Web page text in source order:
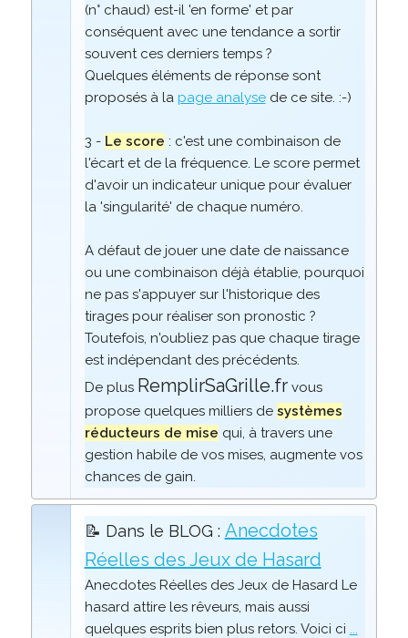
(n° chaud) est-il 'en forme' et par
conséquent avec une tendance a sortir
souvent ces derniers temps ?
Quelques éléments de réponse sont
proposés à la page analysede ce site. :-)
3 - Le score : c'est une combinaison de
l'écart et de la fréquence. Le score permet
d'avoir un indicateur unique pour évaluer
la 'singularité' de chaque numéro.
A défaut de jouer une date de naissance
ou une combinaison déjà établie, pourquoi
ne pas s'appuyer sur l'historique des
tirages pour réaliser son pronostic ?
Toutefois, n'oubliez pas que chaque tirage
est indépendant des précédents.
De plus RemplirSaGrille.frvous
propose quelques milliers de systèmes
réducteurs de mise qui, à travers une
gestion habile de vos mises, augmente vos
chances de gain.
📝 Dans le BLOG : Anecdotes
Réelles des Jeux de Hasard
Anecdotes Réelles des Jeux de Hasard Le
hasard attire les rêveurs, mais aussi
quelques esprits bien plus retors. Voici ci ...